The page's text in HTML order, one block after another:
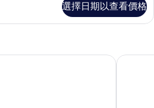
選擇日期以查看價格
美居維